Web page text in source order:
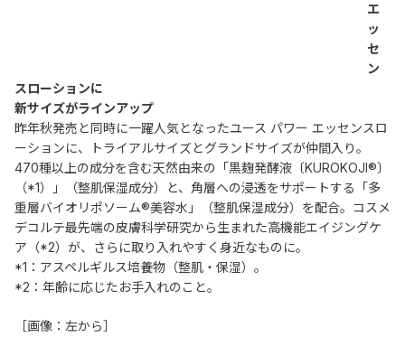
エ
ッ
セ
ン
スローションに
新サイズがラインアップ
昨年秋発売と同時に一躍人気となったユース パワー エッセンスロ
ーションに、トライアルサイズとグランドサイズが仲間入り。
470種以上の成分を含む天然由来の「黒麹発酵液〔KUROKOJI®〕
（*1）」（整肌保湿成分）と、角層への浸透をサポートする「多
重層バイオリポソーム®美容水」（整肌保湿成分）を配合。コスメ
デコルテ最先端の皮膚科学研究から生まれた高機能エイジングケ
ア（*2）が、さらに取り入れやすく身近なものに。
*1：アスペルギルス培養物（整肌・保湿）。
*2：年齢に応じたお手入れのこと。
［画像：左から］